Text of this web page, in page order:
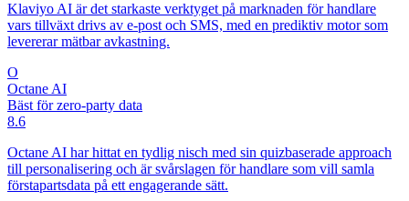
Klaviyo AI är det starkaste verktyget på marknaden för handlare
vars tillväxt drivs av e-post och SMS, med en prediktiv motor som
levererar mätbar avkastning.
O
Octane AI
Bäst för zero-party data
8.6
Octane AI har hittat en tydlig nisch med sin quizbaserade approach
till personalisering och är svårslagen för handlare som vill samla
förstapartsdata på ett engagerande sätt.